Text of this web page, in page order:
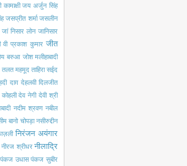
जय अर्जुन सिंह
जसप्रीत शर्मा जसलीन
जां निसार लोन जानिसार
वी प्रकाश कुमार जीत
बरुआ जोश मलीहाबादी
तलत महमूद ताहिरा सईद
दाग़ देहलवी दिलजीत
देव नेगी देवी श्री
नदीम श्रवण नबील
बानो चोपड़ा नसीरुद्दीन
निरंजन अयंगार
नीरज श्रीधर नीलाद्रि
पंकज उधास पंकज सुबीर